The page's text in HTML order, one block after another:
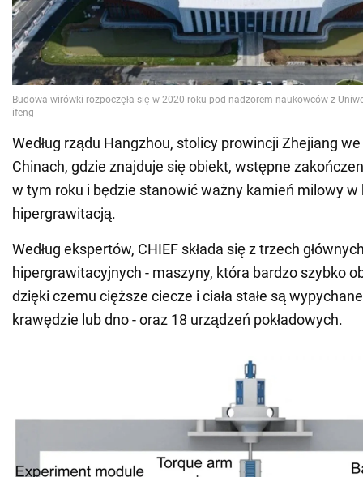
Według rządu Hangzhou, stolicy prowincji Zhejiang
Chinach, gdzie znajduje się obiekt, wstępne
w tym roku i będzie stanowić ważny kamień milowy w
hipergrawitacją.
Według ekspertów, CHIEF składa się z trzech
hipergrawitacyjnych - maszyny, która bardzo szybko
dzięki czemu cięższe ciecze i ciała stałe są
krawędzie lub dno - oraz 18 urządzeń pokładowych.